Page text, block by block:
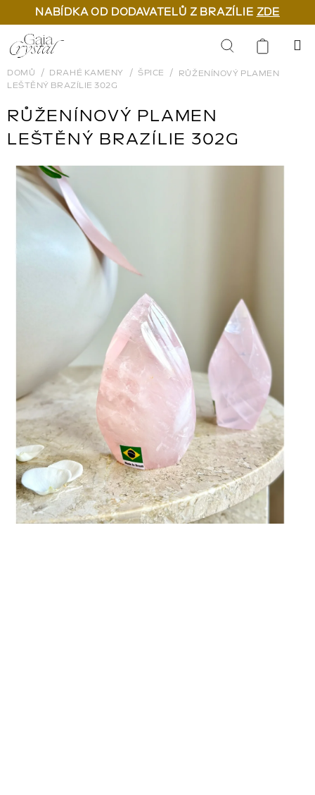
NABÍDKA OD DODAVATELŮ Z BRAZÍLIE ZDE
Přejít
na
obsah
Hledat
DOMŮ DRAHÉ KAMENY ŠPICE
RŮŽENÍNOVÝ PLAMEN
LEŠTĚNÝ BRAZÍLIE 302G
RŮŽENÍNOVÝ PLAMEN
LEŠTĚNÝ BRAZÍLIE 302G